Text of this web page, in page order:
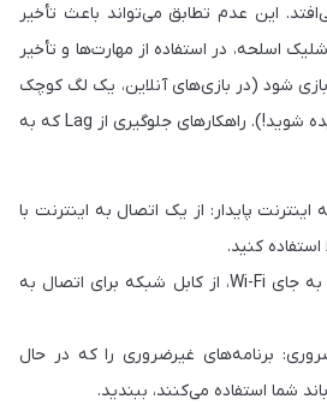
این عدم تطابق می‌تواند باعث تأخیر
اسلحه، در استفاده از مهارت‌ها و تأخیر
بازی شود (در بازی‌های آنلاین، یک لگ کوچک
کافیست تا به کام مرگ کشیده شوید!). راهکارهای جلوگیری از Lag که به
اینترنت پایدار: از یک اتصال به اینترنت با
استفاده کنید.
استفاده از کابل شبکه: به جای Wi-Fi، از کابل شبکه برای اتصال به
برنامه‌های غیرضروری را که در حال
شما استفاده می‌کنند، ببندید.